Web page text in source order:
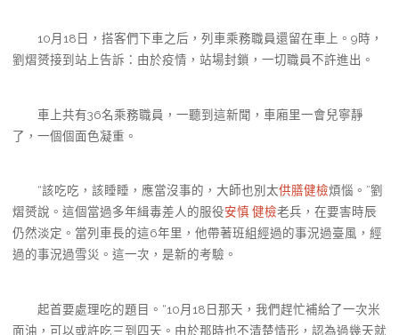
10月18日，搭客們下車之后，列車乘務職員還留在車上。9時，
劉熠赟接到站上告訴：由於疫情，站場封鎖，一切職員不許進出。
車上共有36名乘務職員，一聽到這新聞，車廂里一會兒寧靜
了，一個個面色凝重。
“該吃吃，該睡睡，應當沒事的，大師也別太供膳健檢煩惱。”劉
熠赟說。這個當過多年緝毒差人的服役安慎 健檢老兵，在要害時辰
仍然淡定。當列車長的這6年里，他帶著班組經過的事況過臺風，經
過的事況過雪災。這一次，是新的考驗。
起首要處理吃的題目。“10月18日那天，我們趕忙補給了一次米
面油，可以或許吃三到四天。由於那時也不清楚情形，認為過幾天就